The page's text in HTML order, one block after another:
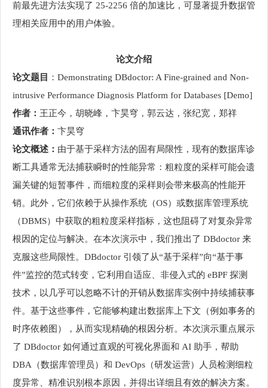
前最先进方法实现了 25-2256 倍的加速比，可显著提升数据管
理相关应用中的用户体验。
论文介绍
论文题目
：Demonstrating DBdoctor: A Fine-grained and Non-
intrusive Performance Diagnosis Platform for Databases [Demo]
作者： 王正今，胡晓峰，卞昊穹，郭云达，张纪宽，郑祥
通讯作者： 卞昊穹
论文概述： 由于基于采样方法的固有局限性，现有的数据库诊
断工具通常无法捕获瞬时的性能异常：粗粒度的采样可能会遗
漏关键的短暂事件，而细粒度的采样则会带来极高的性能开
销。此外，它们依赖于从操作系统（OS）或数据库管理系统
（DBMS）中获取的粗粒度采样指标，这也阻碍了对复杂异常
根因的定位与解决。在本次演示中，我们推出了 DBdoctor 来
克服这些局限性。DBdoctor 引领了从“基于采样”向“基于事
件”监控的范式转变，它利用自适应、非侵入式的 eBPF 探测
技术，以几乎可以忽略不计的开销从数据库实例中持续捕获事
件。基于这些事件，它能够构建出数据库上下文（例如事务的
时序依赖图），从而实现精确的根因分析。本次演示重点展示
了 DBdoctor 如何通过直观的可视化界面和 AI 助手，帮助
DBA（数据库管理员）和 DevOps（研发运营）人员检测细粒
度异常、精准识别根本原因，并得出详细且有效的解决方案。